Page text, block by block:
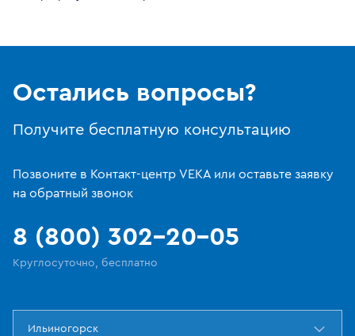
Остались вопросы?
Получите бесплатную консультацию
Позвоните в Контакт-центр VEKA или оставьте заявку
на обратный звонок
8 (800) 302-20-05
Круглосуточно, бесплатно
Ильиногорск